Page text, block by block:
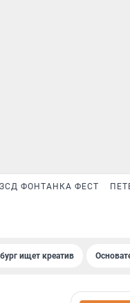
ЗСД ФОНТАНКА ФЕСТ
ищет креатив